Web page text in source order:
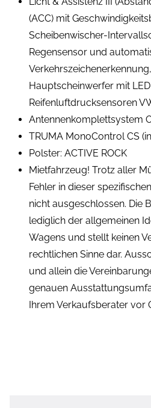
(ACC) mit
Scheibenwischer-
Regensensor und
Hauptscheinwerfer mit
Reifenluftdrucksensoren
Antennenkomplettsystem
TRUMA MonoControl CS
Polster: ACTIVE ROCK
Mietfahrzeug! Trotz aller
Fehler in dieser
nicht ausgeschlossen. Die
lediglich der allgemeinen
Wagens und stellt keinen
rechtlichen Sinne dar.
und allein die
genauen
Ihrem Verkaufsberater vor